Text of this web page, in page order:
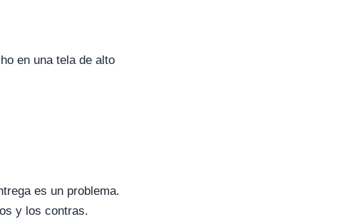
en una tela de alto
es un problema.
y los contras.